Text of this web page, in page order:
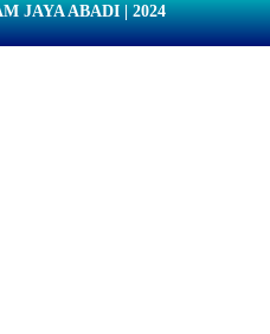
JAYA ABADI | 2024